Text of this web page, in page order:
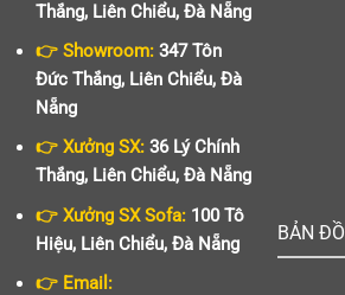
Thắng, Liên Chiểu, Đà Nẵng
👉 Showroom:347 Tôn
Đức Thắng, Liên Chiểu, Đà
Nẵng
👉 Xưởng SX:36 Lý Chính
Thắng, Liên Chiểu, Đà Nẵng
👉 Xưởng SX Sofa:100 Tô
Hiệu, Liên Chiểu, Đà Nẵng
👉 Email:
BẢN ĐỒ